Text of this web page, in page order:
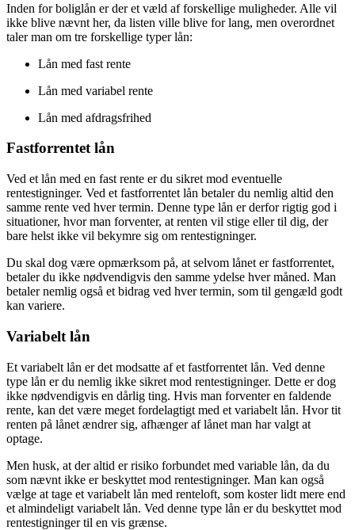
Inden for boliglån er der et væld af forskellige muligheder. Alle vil
ikke blive nævnt her, da listen ville blive for lang, men overordnet
taler man om tre forskellige typer lån:
Lån med fast rente
Lån med variabel rente
Lån med afdragsfrihed
Fastforrentet lån
Ved et lån med en fast rente er du sikret mod eventuelle
rentestigninger. Ved et fastforrentet lån betaler du nemlig altid den
samme rente ved hver termin. Denne type lån er derfor rigtig god i
situationer, hvor man forventer, at renten vil stige eller til dig, der
bare helst ikke vil bekymre sig om rentestigninger.
Du skal dog være opmærksom på, at selvom lånet er fastforrentet,
betaler du ikke nødvendigvis den samme ydelse hver måned. Man
betaler nemlig også et bidrag ved hver termin, som til gengæld godt
kan variere.
Variabelt lån
Et variabelt lån er det modsatte af et fastforrentet lån. Ved denne
type lån er du nemlig ikke sikret mod rentestigninger. Dette er dog
ikke nødvendigvis en dårlig ting. Hvis man forventer en faldende
rente, kan det være meget fordelagtigt med et variabelt lån. Hvor tit
renten på lånet ændrer sig, afhænger af lånet man har valgt at
optage.
Men husk, at der altid er risiko forbundet med variable lån, da du
som nævnt ikke er beskyttet mod rentestigninger. Man kan også
vælge at tage et variabelt lån med renteloft, som koster lidt mere end
et almindeligt variabelt lån. Ved denne type lån er du beskyttet mod
rentestigninger til en vis grænse.